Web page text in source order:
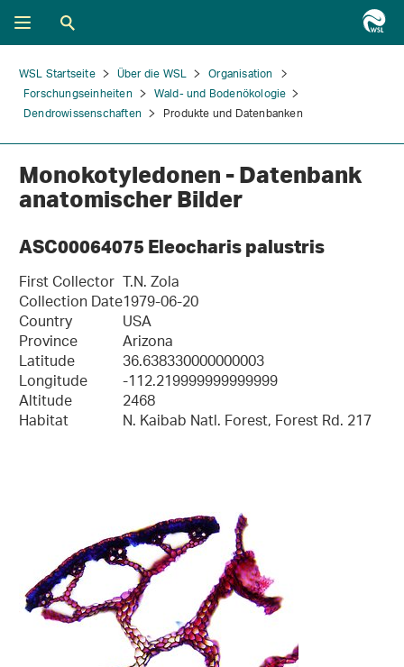
WSL Startseite Über die WSL
Organisation
Forschungseinheiten
Wald- und Bodenökologie
Dendrowissenschaften
Produkte und Datenbanken
Monokotyledonen - Datenbank
anatomischer Bilder
ASC00064075 Eleocharis palustris
First Collector T.N. Zola
Collection Date1979-06-20
Country USA
Province Arizona
Latitude 36.638330000000003
Longitude -112.219999999999999
Altitude 2468
Habitat N. Kaibab Natl. Forest, Forest Rd. 217